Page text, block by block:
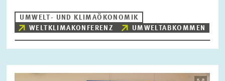
UMWELT- UND KLIMAÖKONOMIK
WELTKLIMAKONFERENZ
UMWELTABKOMMEN